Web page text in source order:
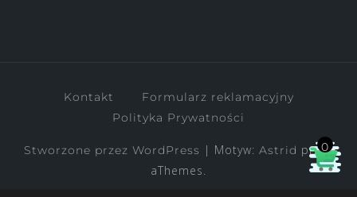
Kontakt
Formularz reklamacyjny
Polityka Prywatności
Stworzone przez WordPress | Motyw: Astrid przez
aThemes.
0